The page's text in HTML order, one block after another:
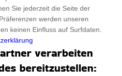
€28.85
Sie jederzeit die Seite der
werden unseren
keinen Einfluss auf Surfdaten.
verarbeiten
bereitzustellen: